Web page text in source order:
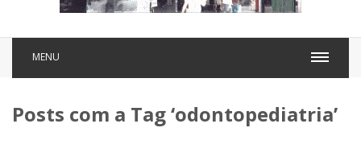
MENU
Posts com a Tag ‘odontopediatria’